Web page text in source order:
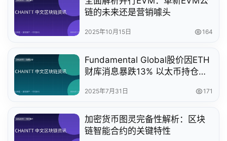
链的未来还是营销噱头
2025年10月15日 164
Fundamental Global股价因ETH
财库消息暴跌13% 以太币持仓影
2025年7月31日 171
加密货币图灵完备性解析：区块
链智能合约的关键特性